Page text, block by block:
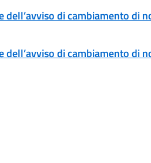
di cambiamento di
di cambiamento di